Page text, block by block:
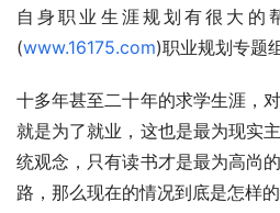
自身职业生涯规划有很大的
(www.16175.com)职业规划专题
十多年甚至二十年的求学生涯，
就是为了就业，这也是最为现实
统观念，只有读书才是最为高尚
路，那么现在的情况到底是怎样